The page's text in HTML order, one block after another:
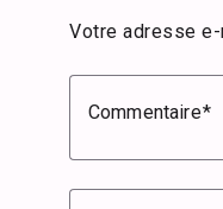
Votre adresse
Commentaire